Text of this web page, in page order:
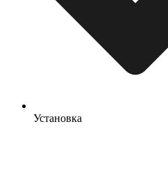
Установка